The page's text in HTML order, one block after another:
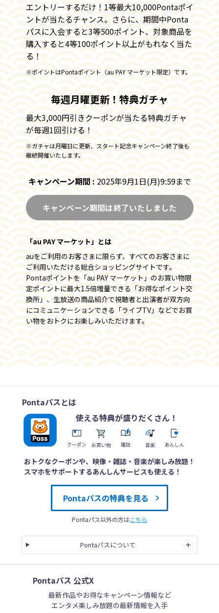
視聴したい番組を選択
「配信中」には配信済みの
「配信予定」には配信前の
番組情報が表示されます。
「配信中」のアーカイブ動画は再生ボタンをタ
ップして視聴してください。
「配信予定」では配信開始時間より視聴可能で
す。
配信前の番組は「＋通知予約」
ボタンで見逃し防止！
エントリーするだけ！1等最大10,000Pontaポイ
ントが当たるチャンス。さらに、期間中Ponta
パスに入会すると3等500ポイント、対象商品を
購入すると4等100ポイント以上がもれなく当た
る！
※ポイントはPontaポイント（au PAY マーケット限定）です。
毎週月曜更新！特典ガチャ
最大3,000円引きクーポンが当たる特典ガチャ
が毎週1回引ける！
※ガチャは月曜日に更新、スタート記念キャンペーン終了後も
継続開催いたします。
キャンペーン期間 : 2025年9月1日(月)9:59まで
キャンペーン期間は終了いたしました
「au PAY マーケット」とは
auをご利用のお客さまに限らず、すべてのお客さまに
ご利用いただける総合ショッピングサイトです。
Pontaポイントを「au PAY マーケット」のお買い物限
定ポイントに最大1.5倍増量できる「お得なポイント交
換所」、生放送の商品紹介で視聴者と出演者が双方向
にコミュニケーションできる「ライブTV」などでお買
い物をおトクにお楽しみいただけます。
Pontaパスとは
使える特典が盛りだくさん！
クーポン お買い物 雑誌 音楽 あんしん
おトクなクーポンや、映像・雑誌・音楽が楽しみ放題！
スマホをサポートするあんしんサービスも使える！
Pontaパスの特典を見る
Pontaパス以外の方はこちら
Pontaパスについて
Pontaパス 公式X
最新作品やお得なキャンペーン情報など
エンタメ楽しみ放題の最新情報を入手